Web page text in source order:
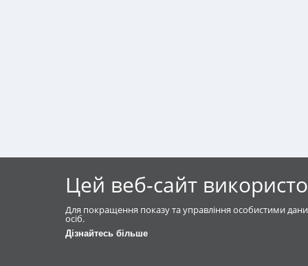
Цей веб-сайт
Для покращення показу та управління особистими
осіб.
Дізнайтесь більше